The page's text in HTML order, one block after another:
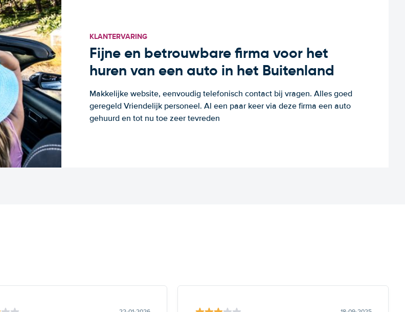
KLANTERVARING
Fijne en betrouwbare firma voor het
huren van een auto in het Buitenland
Makkelijke website, eenvoudig telefonisch contact bij vragen. Alles goed
geregeld Vriendelijk personeel. Al een paar keer via deze firma een auto
gehuurd en tot nu toe zeer tevreden